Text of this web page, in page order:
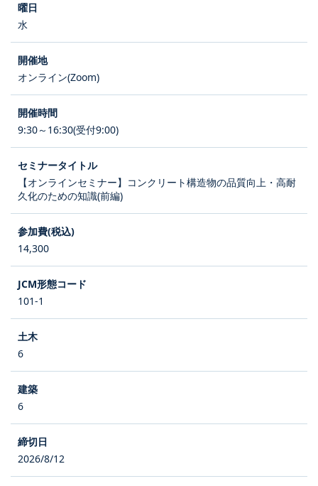
水
オンライン(Zoom)
9:30～16:30(受付9:00)
【オンラインセミナー】コンクリート構造物の品質向上・高耐
久化のための知識(前編)
14,300
101-1
6
6
2026/8/12